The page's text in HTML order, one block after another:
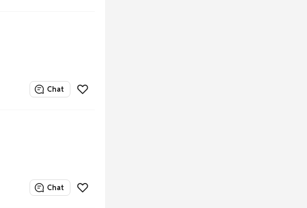
Chat
Chat